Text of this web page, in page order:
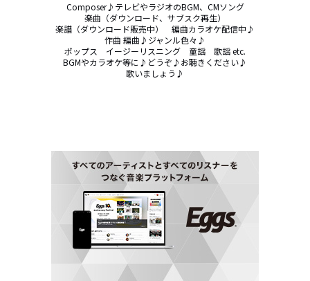
Composer♪テレビやラジオのBGM、CMソング
楽曲（ダウンロード、サブスク再生）
楽譜（ダウンロード販売中）　編曲カラオケ配信中♪
作曲 編曲♪ジャンル色々♪
ポップス　イージーリスニング　童謡　歌謡 etc.
BGMやカラオケ等に♪どうぞ♪お聴きください♪
歌いましょう♪